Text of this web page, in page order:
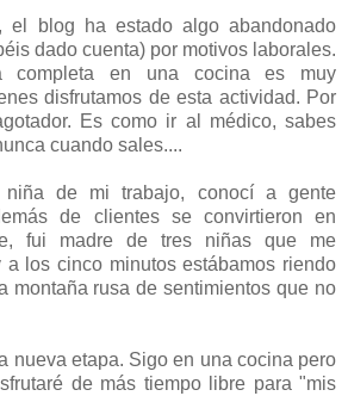
el blog ha estado algo abandonado
dado cuenta) por motivos laborales.
completa en una cocina es muy
disfrutamos de esta actividad. Por
Es como ir al médico, sabes
cuando sales....
niña de mi trabajo, conocí a gente
de clientes se convirtieron en
fui madre de tres niñas que me
los cinco minutos estábamos riendo
montaña rusa de sentimientos que no
nueva etapa. Sigo en una cocina pero
de más tiempo libre para "mis